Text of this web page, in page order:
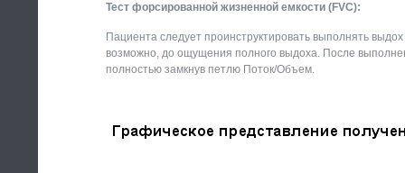
Тест форсированной жизненной емкости (FVC):
Пациента следует проинструктировать выполнять
возможно, до ощущения полного выдоха. После
полностью замкнув петлю Поток/Объем.